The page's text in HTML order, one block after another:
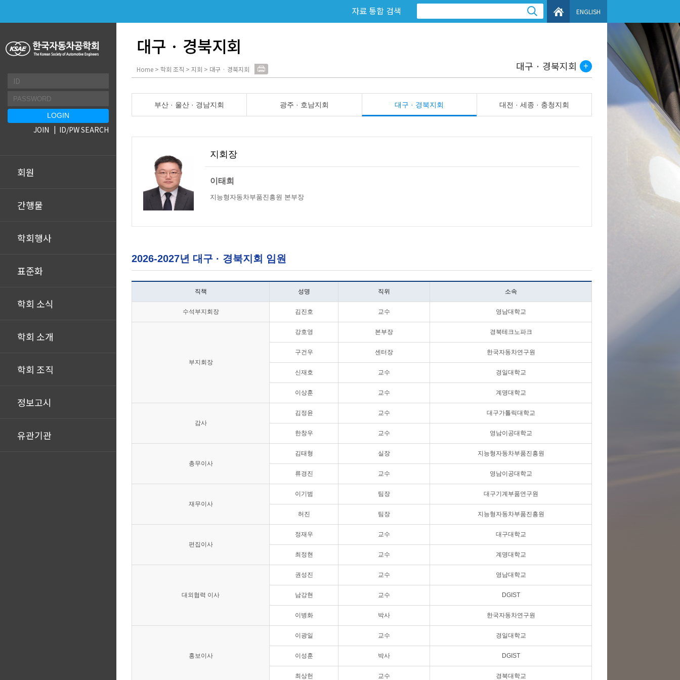
회원
간행물
학회행사
표준화
학회 소식
학회 소개
학회 조직
정보고시
유관기관
JOIN ID/PW SEARCH
자료 통합 검색 ENGLISH
대구 · 경북지회
Home > 학회 조직 > 지회 > 대구 · 경북지회 대구 · 경북지회
부산 · 울산 · 경남지회 광주 · 호남지회 대구 · 경북지회 대전 · 세종 · 충청지회
지회장
이태희
지능형자동차부품진흥원 본부장
2026-2027년 대구 · 경북지회 임원
직책 성명 직위 소속
수석부지회장 김진호 교수 영남대학교
부지회장
강호영 본부장 경북테크노파크
구건우 센터장 한국자동차연구원
신재호 교수 경일대학교
이상훈 교수 계명대학교
감사
김정윤 교수 대구가톨릭대학교
한창우 교수 영남이공대학교
총무이사
김태형 실장 지능형자동차부품진흥원
류경진 교수 영남이공대학교
재무이사
이기범 팀장 대구기계부품연구원
허진 팀장 지능형자동차부품진흥원
편집이사
정재우 교수 대구대학교
최정현 교수 계명대학교
대외협력 이사
권성진 교수 영남대학교
남강현 교수 DGIST
이병화 박사 한국자동차연구원
홍보이사
이광일 교수 경일대학교
이성훈 박사 DGIST
최상헌 교수 경북대학교